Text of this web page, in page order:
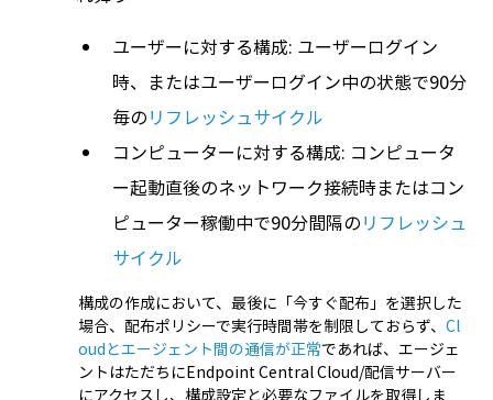
ユーザーに対する構成: ユーザーログイン
時、またはユーザーログイン中の状態で90分
毎のリフレッシュサイクル
コンピューターに対する構成: コンピュータ
ー起動直後のネットワーク接続時またはコン
ピューター稼働中で90分間隔のリフレッシュ
サイクル
構成の作成において、最後に「今すぐ配布」を選択した
場合、配布ポリシーで実行時間帯を制限しておらず、 Cl
oudとエージェント間の通信が正常であれば、エージェ
ントはただちにEndpoint Central Cloud/配信サーバー
にアクセスし、構成設定と必要なファイルを取得しま